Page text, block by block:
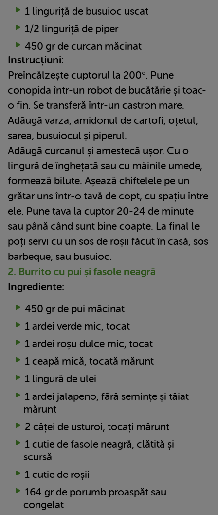
1 linguriță de busuioc uscat
1/2 linguriță de piper
450 gr de curcan măcinat
Instrucțiuni:
Preîncălzește cuptorul la 200°. Pune
conopida într-un robot de bucătărie și toac-
o fin. Se transferă într-un castron mare.
Adăugă varza, amidonul de cartofi, oțetul,
sarea, busuiocul și piperul.
Adăugă curcanul și amestecă ușor. Cu o
lingură de înghețată sau cu mâinile umede,
formează biluțe. Așează chiftelele pe un
grătar uns într-o tavă de copt, cu spațiu între
ele. Pune tava la cuptor 20-24 de minute
sau până când sunt bine coapte. La final le
poți servi cu un sos de roșii făcut în casă, sos
barbeque, sau busuioc.
2. Burrito cu pui și fasole neagră
Ingrediente:
450 gr de pui măcinat
1 ardei verde mic, tocat
1 ardei roșu dulce mic, tocat
1 ceapă mică, tocată mărunt
1 lingură de ulei
1 ardei jalapeno, fără semințe și tăiat
mărunt
2 căței de usturoi, tocați mărunt
1 cutie de fasole neagră, clătită și
scursă
1 cutie de roșii
164 gr de porumb proaspăt sau
congelat